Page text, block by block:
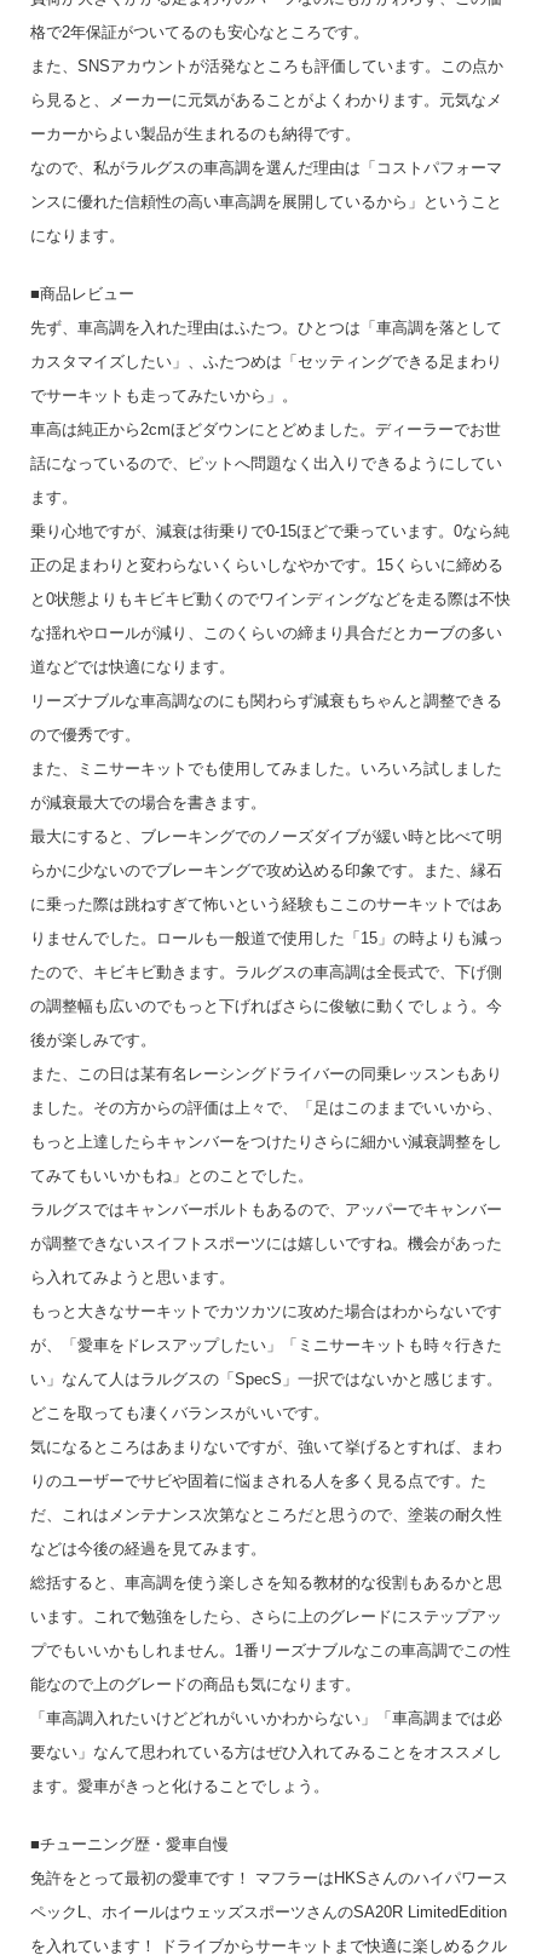
格で2年保証がついてるのも安心なところです。
また、SNSアカウントが活発なところも評価しています。この点か
ら見ると、メーカーに元気があることがよくわかります。元気なメ
ーカーからよい製品が生まれるのも納得です。
なので、私がラルグスの車高調を選んだ理由は「コストパフォーマ
ンスに優れた信頼性の高い車高調を展開しているから」ということ
になります。
■商品レビュー
先ず、車高調を入れた理由はふたつ。ひとつは「車高調を落として
カスタマイズしたい」、ふたつめは「セッティングできる足まわり
でサーキットも走ってみたいから」。
車高は純正から2cmほどダウンにとどめました。ディーラーでお世
話になっているので、ピットへ問題なく出入りできるようにしてい
ます。
乗り心地ですが、減衰は街乗りで0-15ほどで乗っています。0なら純
正の足まわりと変わらないくらいしなやかです。15くらいに締める
と0状態よりもキビキビ動くのでワインディングなどを走る際は不快
な揺れやロールが減り、このくらいの締まり具合だとカーブの多い
道などでは快適になります。
リーズナブルな車高調なのにも関わらず減衰もちゃんと調整できる
ので優秀です。
また、ミニサーキットでも使用してみました。いろいろ試しました
が減衰最大での場合を書きます。
最大にすると、ブレーキングでのノーズダイブが緩い時と比べて明
らかに少ないのでブレーキングで攻め込める印象です。また、縁石
に乗った際は跳ねすぎて怖いという経験もここのサーキットではあ
りませんでした。ロールも一般道で使用した「15」の時よりも減っ
たので、キビキビ動きます。ラルグスの車高調は全長式で、下げ側
の調整幅も広いのでもっと下げればさらに俊敏に動くでしょう。今
後が楽しみです。
また、この日は某有名レーシングドライバーの同乗レッスンもあり
ました。その方からの評価は上々で、「足はこのままでいいから、
もっと上達したらキャンバーをつけたりさらに細かい減衰調整をし
てみてもいいかもね」とのことでした。
ラルグスではキャンバーボルトもあるので、アッパーでキャンバー
が調整できないスイフトスポーツには嬉しいですね。機会があった
ら入れてみようと思います。
もっと大きなサーキットでカツカツに攻めた場合はわからないです
が、「愛車をドレスアップしたい」「ミニサーキットも時々行きた
い」なんて人はラルグスの「SpecS」一択ではないかと感じます。
どこを取っても凄くバランスがいいです。
気になるところはあまりないですが、強いて挙げるとすれば、まわ
りのユーザーでサビや固着に悩まされる人を多く見る点です。た
だ、これはメンテナンス次第なところだと思うので、塗装の耐久性
などは今後の経過を見てみます。
総括すると、車高調を使う楽しさを知る教材的な役割もあるかと思
います。これで勉強をしたら、さらに上のグレードにステップアッ
プでもいいかもしれません。1番リーズナブルなこの車高調でこの性
能なので上のグレードの商品も気になります。
「車高調入れたいけどどれがいいかわからない」「車高調までは必
要ない」なんて思われている方はぜひ入れてみることをオススメし
ます。愛車がきっと化けることでしょう。
■チューニング歴・愛車自慢
免許をとって最初の愛車です！ マフラーはHKSさんのハイパワース
ペックL、ホイールはウェッズスポーツさんのSA20R LimitedEdition
を入れています！ ドライブからサーキットまで快適に楽しめるクル